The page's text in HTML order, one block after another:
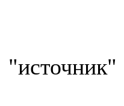
"источник"